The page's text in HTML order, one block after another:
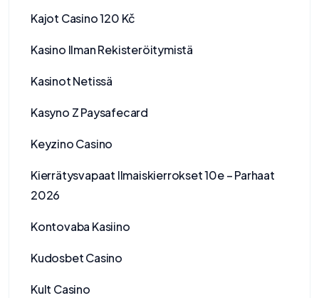
Kajot Casino 120 Kč
Kasino Ilman Rekisteröitymistä
Kasinot Netissä
Kasyno Z Paysafecard
Keyzino Casino
Kierrätysvapaat Ilmaiskierrokset 10e – Parhaat
2026
Kontovaba Kasiino
Kudosbet Casino
Kult Casino